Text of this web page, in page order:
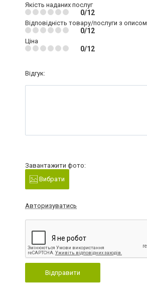
Якість наданих послуг
0/12
Відповідність товару/послуги з описом
0/12
Ціна
0/12
Відгук:
Завантажити фото:
Вибрати
Авторизуватись
Відправити